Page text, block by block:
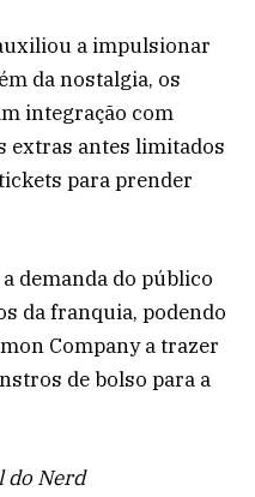
a impulsionar
da nostalgia, os
integração com
extras antes limitados
para prender
demanda do público
da franquia, podendo
Company a trazer
de bolso para a
do Nerd